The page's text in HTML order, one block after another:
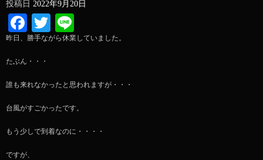
投稿日 2022年9月20日
Facebook
Twitter
昨日、勝手ながら休業していました。
たぶん・・・
誰も来れなかったと思われますが・・・
台風がすごかったです。
もう少しで到着なのに・・・・
ですが、